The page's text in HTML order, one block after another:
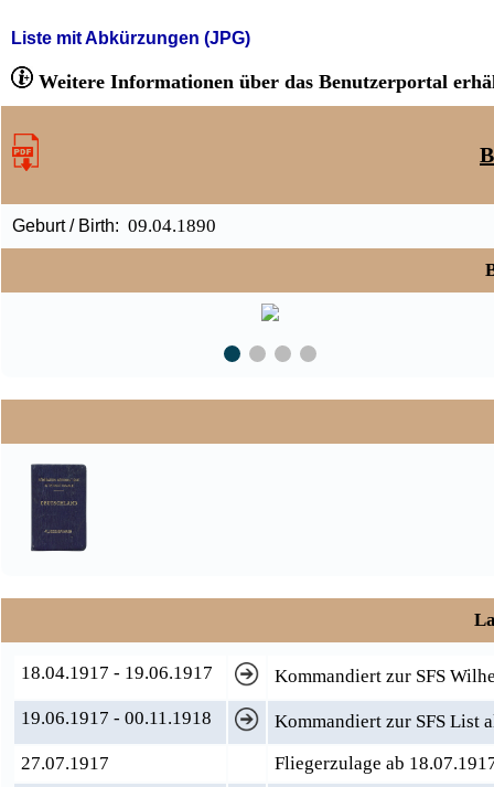
Liste mit Abkürzungen (JPG)
Weitere Informationen über das Benutzerportal
Geburt / Birth: 09.04.1890
18.04.1917 - 19.06.1917
Kommandiert zur SFS
19.06.1917 - 00.11.1918
Kommandiert zur SFS List
27.07.1917
Fliegerzulage ab